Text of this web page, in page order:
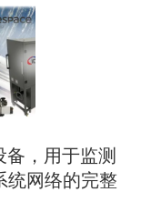
备，用于监测
统网络的完整